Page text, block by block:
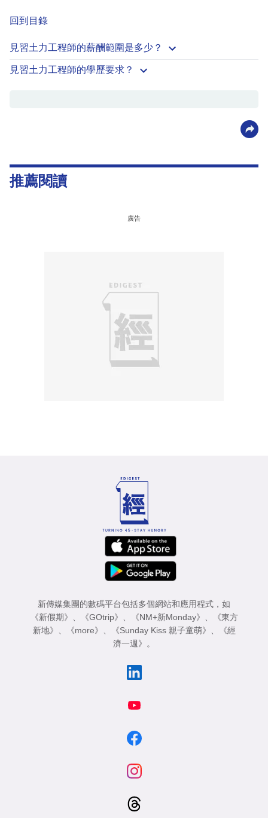
回到目錄
見習土力工程師的薪酬範圍是多少？
見習土力工程師的學歷要求？
推薦閱讀
廣告
新傳媒集團的數碼平台包括多個網站和應用程式，如
《新假期》
《GOtrip》 《NM+新Monday》
《東方
新地》
《more》 《Sunday Kiss 親子童萌》
《經
濟一週》
。